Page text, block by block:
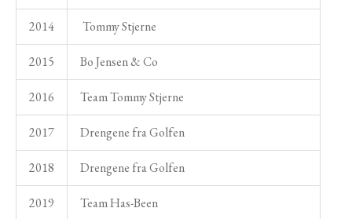
2014 Tommy Stjerne
2015 Bo Jensen & Co
2016 Team Tommy Stjerne
2017 Drengene fra Golfen
2018 Drengene fra Golfen
2019 Team Has-Been